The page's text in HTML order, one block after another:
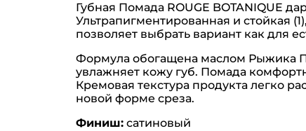
Губная Помада ROUGE BOTANIQUE
Ультрапигментированная и стойкая
позволяет выбрать вариант как для
Формула обогащена маслом Рыжика
увлажняет кожу губ. Помада
Кремовая текстура продукта легко
новой форме среза.
Финиш: сатиновый